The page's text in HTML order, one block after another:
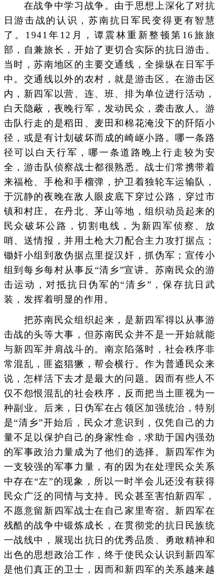
在战争中学习战争。由于思想上深化了对抗
日游击战的认识，苏南抗日军民变得更有智慧
了。1941年12月，谭震林重新整顿第16旅旅
部，自兼旅长，开始了更切合实际的抗日游击。
当时，苏南地区的主要交通线，全操纵在日军手
中。交通线以外的农村，就是游击区。在游击区
内，新四军以营、连、班、排为单位进行活动，
白天隐蔽，夜晚行军，发动民众，袭击敌人。游
击队行走的是稻田、麦田和棉花淹没下的阡陌小
径，或是有计划破坏而成的崎岖小路。哪一条路
径可以白天行军，哪一条道路晚上行走较为安
全，游击队侦察战士都很熟悉。战士们常携带着
来福枪、手枪和手榴弹，护卫着独轮车运输队，
于沉静的夜晚在敌人眼皮底下穿过公路，穿过市
镇和村庄。在丹北、茅山等地，组织动员起来的
民众破坏公路，切割电线，为新四军侦察、放
哨、送情报，并用土枪大刀配合主力攻打据点；
锄奸小组到敌伪据点里捉汉奸，抓伪军；宣传小
组到每乡每村从事反“清乡”宣讲。苏南民众的游
击运动，对抵抗日伪军的“清乡”，保存抗日武
装，发挥着明显的作用。
把苏南民众组织起来，是新四军得以从事游
击战的头等大事，但苏南民众并不是一开始就能
与新四军并肩战斗的。南京陷落时，社会秩序非
常混乱，匪盗猖獗，帮会横行。作为普通民众来
说，怎样活下去才是最大的问题。因而有些人不
仅不怨恨混乱的社会秩序，反而把当土匪视为一
种副业。后来，日伪军在占领区加强统治，特别
是“清乡”开始后，民众才意识到，仅凭自己的力
量不足以保护自己的身家性命，求助于国内强劲
的军事政治力量成为了他们的选择。新四军作为
一支较强的军事力量，有的因为在处理民众关系
中存在“左”的现象，所以一时半会儿还没有获得
民众广泛的同情与支持。民众甚至害怕新四军，
不愿意留新四军战士在自己家里寄宿。新四军在
残酷的战争中锻炼成长，在贯彻党的抗日民族统
一战线中，展现出抗日的优秀品质、勇敢精神和
出色的思想政治工作，终于使民众认识到新四军
是他们真正的卫士，因而和新四军的关系越来越